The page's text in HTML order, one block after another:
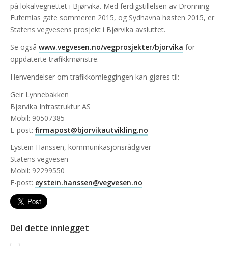
på lokalvegnettet i Bjørvika. Med ferdigstillelsen av Dronning
Eufemias gate sommeren 2015, og Sydhavna høsten 2015, er
Statens vegvesens prosjekt i Bjørvika avsluttet.
Se også www.vegvesen.no/vegprosjekter/bjorvika for
oppdaterte trafikkmønstre.
Henvendelser om trafikkomleggingen kan gjøres til:
Geir Lynnebakken
Bjørvika Infrastruktur AS
Mobil: 90507385
E-post: firmapost@bjorvikautvikling.no
Eystein Hanssen, kommunikasjonsrådgiver
Statens vegvesen
Mobil: 92299550
E-post: eystein.hanssen@vegvesen.no
Del dette innlegget